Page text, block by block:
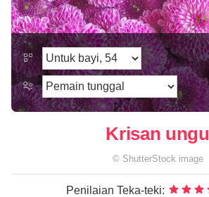
Krisan ungu
© ShutterStock image
Penilaian Teka-teki: